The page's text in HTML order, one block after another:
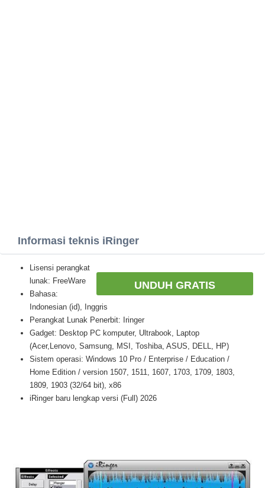
Informasi teknis iRinger
UNDUH GRATIS
Lisensi perangkat
lunak: FreeWare
Bahasa:
Indonesian (id), Inggris
Perangkat Lunak Penerbit: Iringer
Gadget: Desktop PC komputer, Ultrabook, Laptop
(Acer,Lenovo, Samsung, MSI, Toshiba, ASUS, DELL, HP)
Sistem operasi: Windows 10 Pro / Enterprise / Education /
Home Edition / version 1507, 1511, 1607, 1703, 1709, 1803,
1809, 1903 (32/64 bit), x86
iRinger baru lengkap versi (Full) 2026